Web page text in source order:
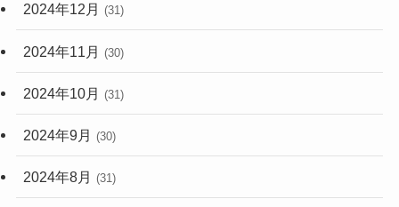
2024年12月 (31)
2024年11月 (30)
2024年10月 (31)
2024年9月 (30)
2024年8月 (31)